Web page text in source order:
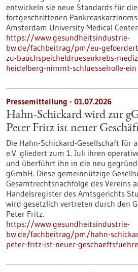
entwickeln sie neue Standards für
fortgeschrittenen
Amsterdam University Medical
https://www.gesundheitsindustrie-
bw.de/fachbeitrag/pm/eu-
zu-bauchspeicheldruesenkrebs-
heidelberg-nimmt-schluesselrolle-ein
Pressemitteilung - 01.07.2026
Hahn-Schickard wird zur
Peter Fritz ist neuer
Die Hahn-Schickard-Gesellschaft für
e.V. gliedert zum 1. Juli ihren
und überführt ihn in die neu
gGmbH. Diese gemeinnützige
Gesamtrechtsnachfolge des Vereins
Handelsregister des Amtsgerichts
wird gesetzlich vertreten durch den
Peter Fritz.
https://www.gesundheitsindustrie-
bw.de/fachbeitrag/pm/hahn-
peter-fritz-ist-neuer-